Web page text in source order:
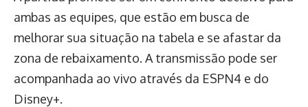
ambas as equipes, que estão em busca de
melhorar sua situação na tabela e se afastar da
zona de rebaixamento. A transmissão pode ser
acompanhada ao vivo através da ESPN4 e do
Disney+.